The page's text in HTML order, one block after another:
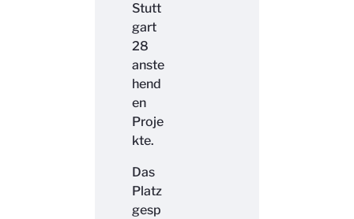
Stutt
gart
28
anste
hend
en
Proje
kte.
Das
Platz
gesp